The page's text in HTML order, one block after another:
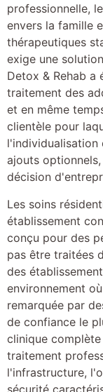
professionnelle,
envers la famille
thérapeutiques
exige une
Detox & Rehab a
traitement des
et en même
clientèle pour
l'individualisation
ajouts
décision
Les soins
établissement
conçu pour des
pas être traitées
des
environnement
remarquée par
de confiance le
clinique
traitement
l'infrastructure,
sécurité